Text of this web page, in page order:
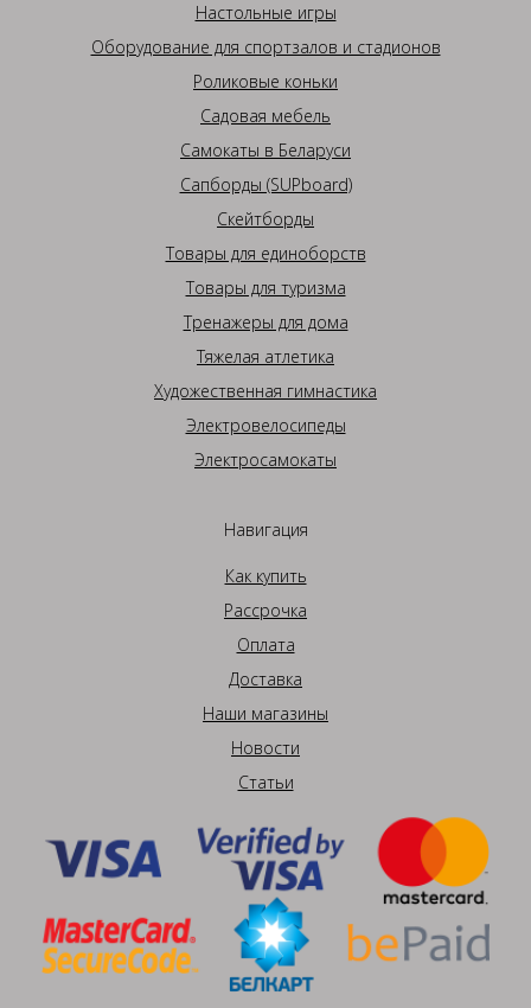
Настольные игры
Оборудование для спортзалов и стадионов
Роликовые коньки
Садовая мебель
Самокаты в Беларуси
Сапборды (SUPboard)
Скейтборды
Товары для единоборств
Товары для туризма
Тренажеры для дома
Тяжелая атлетика
Художественная гимнастика
Электровелосипеды
Электросамокаты
Навигация
Как купить
Рассрочка
Оплата
Доставка
Наши магазины
Новости
Статьи